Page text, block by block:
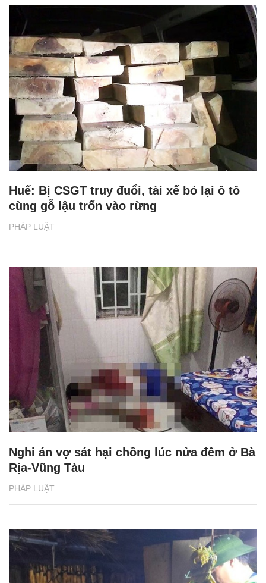
PHÁP LUẬT
Huế: Bị CSGT truy đuổi, tài xế bỏ lại ô tô
cùng gỗ lậu trốn vào rừng
PHÁP LUẬT
Nghi án vợ sát hại chồng lúc nửa đêm ở Bà
Rịa-Vũng Tàu